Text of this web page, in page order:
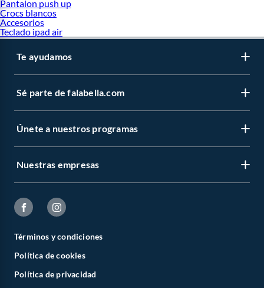
Pantalon push up
Crocs blancos
Accesorios
Teclado ipad air
Te ayudamos
Sé parte de falabella.com
Únete a nuestros programas
Nuestras empresas
Términos y condiciones
Política de cookies
Política de privacidad